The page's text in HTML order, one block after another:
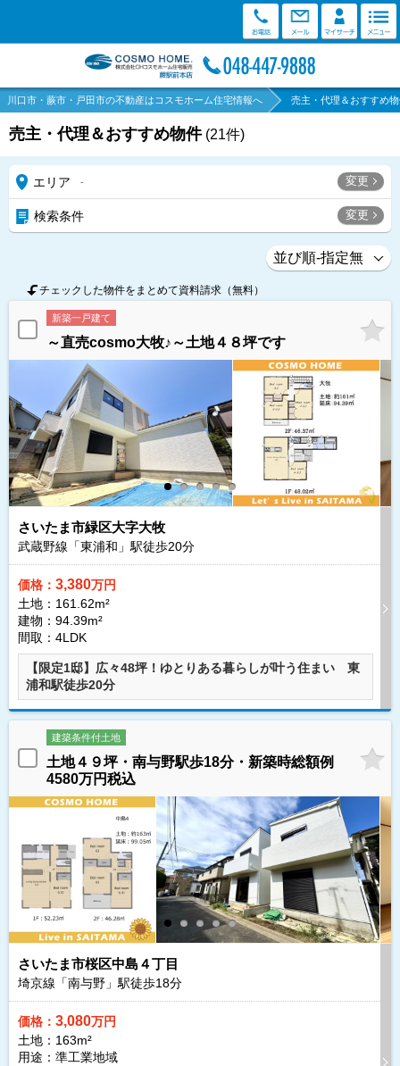
川口市・蕨市・戸田市の不動産はコスモホーム住宅情報へ 売主・代理＆おすすめ
売主・代理＆おすすめ物件 (21件)
エリア - 変更
検索条件 変更
チェックした物件をまとめて資料請求（無料）
新築一戸建て
～直売cosmo大牧♪～土地４８坪です
さいたま市緑区大字大牧
武蔵野線「東浦和」駅徒歩20分
価格： 3,380万円
土地：161.62m²
建物：94.39m²
間取：4LDK
【限定1邸】広々48坪！ゆとりある暮らしが叶う住まい 東
浦和駅徒歩20分
建築条件付土地
土地４９坪・南与野駅歩18分・新築時総額例
4580万円税込
さいたま市桜区中島４丁目
埼京線「南与野」駅徒歩18分
価格： 3,080万円
土地：163m²
用途：準工業地域